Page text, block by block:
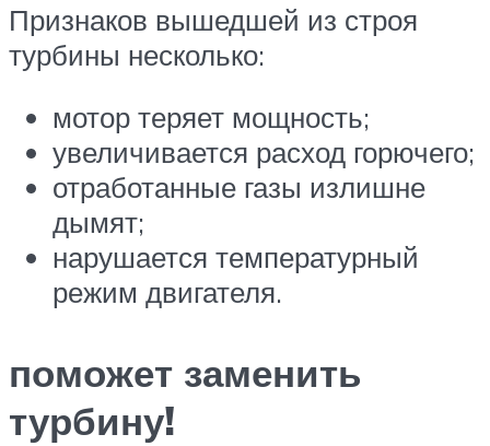
Признаков вышедшей из строя
турбины несколько:
мотор теряет мощность;
увеличивается расход горючего;
отработанные газы излишне
дымят;
нарушается температурный
режим двигателя.
поможет заменить
турбину!